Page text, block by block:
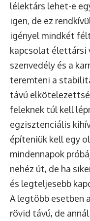
lélektárs lehet-e
igen, de ez
igényel mindkét
kapcsolat élettársi
szenvedély és a
teremteni a
távú
feleknek túl kell
egzisztenciális
építeniük kell egy
mindennapok
nehéz út, de ha
és legteljesebb
A legtöbb esetben
rövid távú, de